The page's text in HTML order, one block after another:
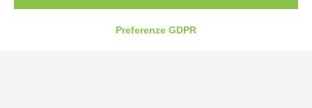
Strada Statale 231 Alba-Bra
Preferenze GDPR